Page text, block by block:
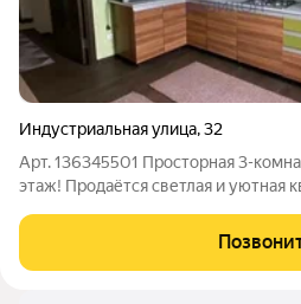
Индустриальная улица,32
Арт. 136345501 Просторная 3-комнатная
этаж! Продаётся светлая и уютная
комнаты Широкий коридор
Кондиционер в зале Две